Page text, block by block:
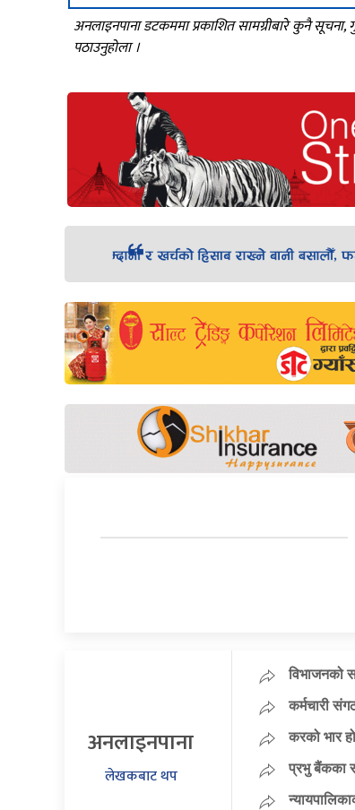
अनलाइनपाना डटकममा प्रकाशित सामग्रीबारे कुनै
पठाउनुहोला ।
अनलाइनपाना
लेखकबाट थप
विभाजनको
कर्मचारी
करको भार
प्रभु बैंकका